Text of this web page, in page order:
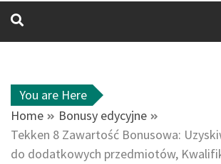
You are Here
Home
Bonusy edycyjne
Tekken 8 Zawartość Bonusowa:
do dodatkowych przedmiotów,